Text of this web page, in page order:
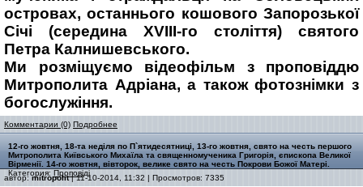
островах, останнього кошового Запорозької
Січі (середина ХVIII-го століття) святого
Петра Калнишевського.
Ми розміщуємо відеофільм з проповіддю
Митрополита Адріана, а також фотознімки з
богослужіння.
Комментарии (0) Подробнее
12-го жовтня, 18-та неділя по П`ятидесятниці, 13-го жовтня, свято на честь першого
Митрополита Київського Михаїла та священномученика Григорія, єпископа Великої
Вірменії. 14-го жовтня, вівторок, велике свято на честь Покрови Божої Матері.
Категория: Проповіді
автор:mitropolit| 11-10-2014, 11:32 | Просмотров: 7335